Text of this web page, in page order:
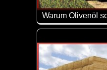
In diesem Video